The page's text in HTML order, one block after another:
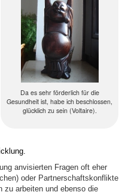
Da es sehr förderlich für die
Gesundheit ist, habe ich beschlossen,
glücklich zu sein (Voltaire).
anvisierten Fragen oft eher
oder Partnerschaftskonflikte
zu arbeiten und ebenso die